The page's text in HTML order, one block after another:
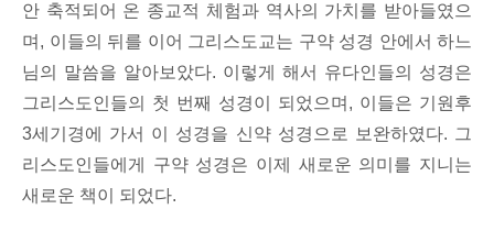
안 축적되어 온 종교적 체험과 역사의 가치를 받아들였으
며, 이들의 뒤를 이어 그리스도교는 구약 성경 안에서 하느
님의 말씀을 알아보았다. 이렇게 해서 유다인들의 성경은
그리스도인들의 첫 번째 성경이 되었으며, 이들은 기원후
3세기경에 가서 이 성경을 신약 성경으로 보완하였다. 그
리스도인들에게 구약 성경은 이제 새로운 의미를 지니는
새로운 책이 되었다.